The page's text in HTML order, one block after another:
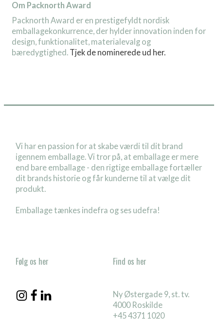
Om Packnorth Award
Packnorth Award er en prestigefyldt nordisk
emballagekonkurrence, der hylder innovation inden for
design, funktionalitet, materialevalg og
bæredygtighed. Tjek de nominerede ud her.
Vi har en passion for at skabe værdi til dit brand
igennem emballage. Vi tror på, at emballage er mere
end bare emballage - den rigtige emballage fortæller
dit brands historie og får kunderne til at vælge dit
produkt.
Emballage tænkes indefra og ses udefra!
Følg os her Find os her
Ny Østergade 9, st. tv.
4000 Roskilde
+45 4371 1020